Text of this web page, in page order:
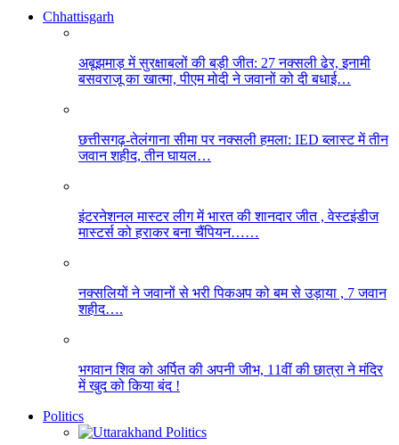
Chhattisgarh
अबूझमाड़ में सुरक्षाबलों की बड़ी जीत: 27 नक्सली ढेर, इनामी
बसवराजू का खात्मा, पीएम मोदी ने जवानों को दी बधाई…
छत्तीसगढ़-तेलंगाना सीमा पर नक्सली हमला: IED ब्लास्ट में तीन
जवान शहीद, तीन घायल…
इंटरनेशनल मास्टर लीग में भारत की शानदार जीत , वेस्टइंडीज
मास्टर्स को हराकर बना चैंपियन……
नक्सलियों ने जवानों से भरी पिकअप को बम से उड़ाया , 7 जवान
शहीद….
भगवान शिव को अर्पित की अपनी जीभ, 11वीं की छात्रा ने मंदिर
में खुद को किया बंद !
Politics